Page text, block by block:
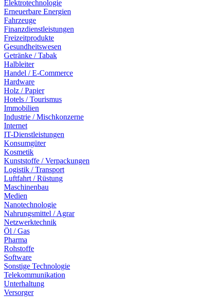
Elektrotechnologie
Erneuerbare Energien
Fahrzeuge
Finanzdienstleistungen
Freizeitprodukte
Gesundheitswesen
Getränke / Tabak
Halbleiter
Handel / E-Commerce
Hardware
Holz / Papier
Hotels / Tourismus
Immobilien
Industrie / Mischkonzerne
Internet
IT-Dienstleistungen
Konsumgüter
Kosmetik
Kunststoffe / Verpackungen
Logistik / Transport
Luftfahrt / Rüstung
Maschinenbau
Medien
Nanotechnologie
Nahrungsmittel / Agrar
Netzwerktechnik
Öl / Gas
Pharma
Rohstoffe
Software
Sonstige Technologie
Telekommunikation
Unterhaltung
Versorger